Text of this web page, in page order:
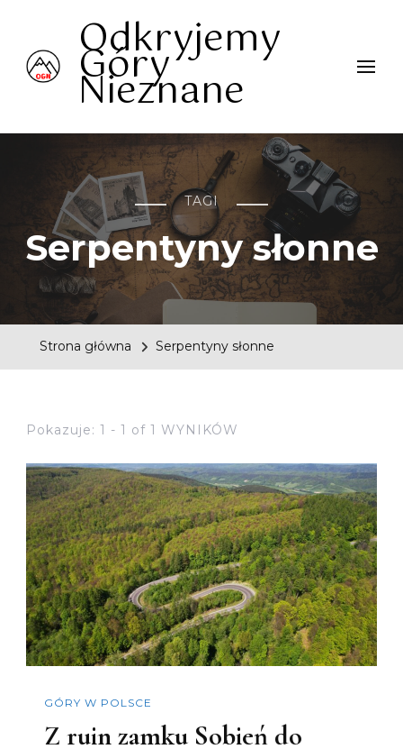
Odkryjemy
Góry
Nieznane
TAGI
Serpentyny słonne
Strona główna Serpentyny słonne
Pokazuje: 1 - 1 of 1 WYNIKÓW
GÓRY W POLSCE
Z ruin zamku Sobień do